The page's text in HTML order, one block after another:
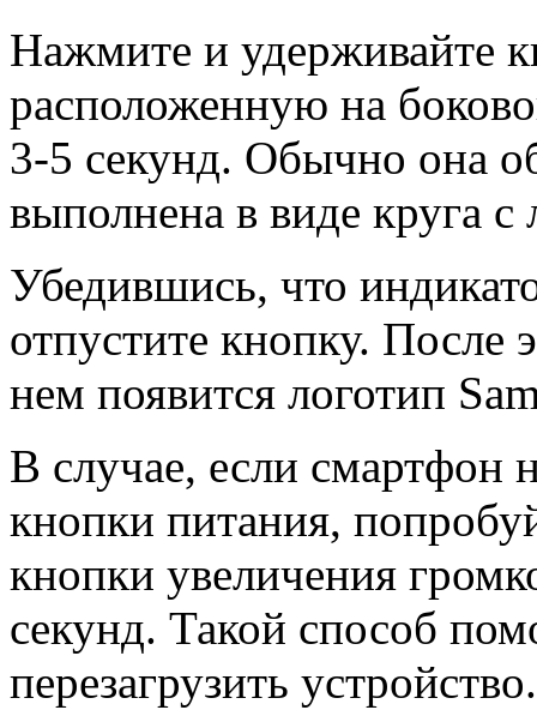
Нажмите и удерживайте
расположенную на
3-5 секунд. Обычно она
выполнена в виде круга
Убедившись, что
отпустите кнопку. После
нем появится логотип
В случае, если смартфон
кнопки питания,
кнопки увеличения
секунд. Такой способ
перезагрузить устройство.